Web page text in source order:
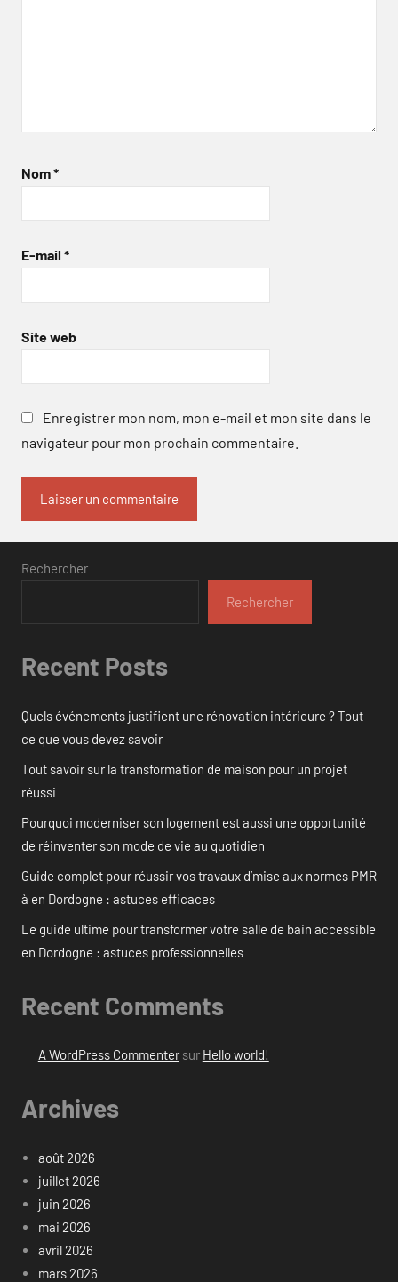
Nom*
E-mail *
Site web
Enregistrer mon nom, mon e-mail et mon site dans le
navigateur pour mon prochain commentaire.
Rechercher
Rechercher
Recent Posts
Quels événements justifient une rénovation intérieure ? Tout
ce que vous devez savoir
Tout savoir sur la transformation de maison pour un projet
réussi
Pourquoi moderniser son logement est aussi une opportunité
de réinventer son mode de vie au quotidien
Guide complet pour réussir vos travaux d’mise aux normes PMR
à en Dordogne : astuces efficaces
Le guide ultime pour transformer votre salle de bain accessible
en Dordogne : astuces professionnelles
Recent Comments
A WordPress Commentersur Hello world!
Archives
août 2026
juillet 2026
juin 2026
mai 2026
avril 2026
mars 2026